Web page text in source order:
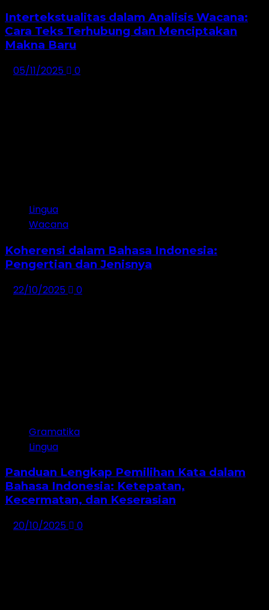
Intertekstualitas dalam Analisis Wacana:
Cara Teks Terhubung dan Menciptakan
Makna Baru
05/11/2025
0
Lingua
Wacana
Koherensi dalam Bahasa Indonesia:
Pengertian dan Jenisnya
22/10/2025
0
Gramatika
Lingua
Panduan Lengkap Pemilihan Kata dalam
Bahasa Indonesia: Ketepatan,
Kecermatan, dan Keserasian
20/10/2025
0